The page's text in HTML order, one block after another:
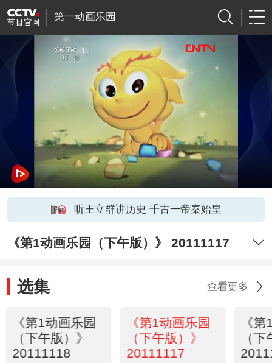
第一动画乐园
听王立群讲历史 千古一帝秦始皇
《第1动画乐园（下午版）》 20111117
选集 查看更多
《第1动画乐园
（下午版）》
20111118
《第1动画乐园
（下午版）》
20111117
《
（